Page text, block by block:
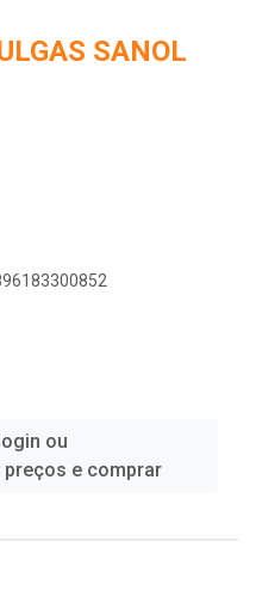
SANOL
ou
e comprar